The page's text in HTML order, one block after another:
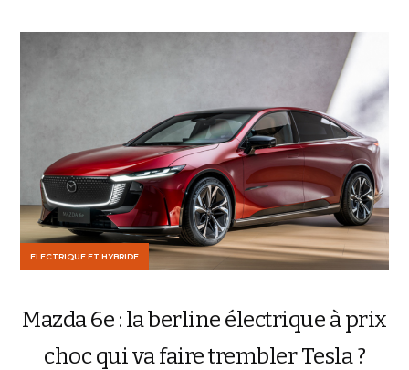
ELECTRIQUE ET HYBRIDE
Mazda 6e : la berline électrique à prix
choc qui va faire trembler Tesla ?